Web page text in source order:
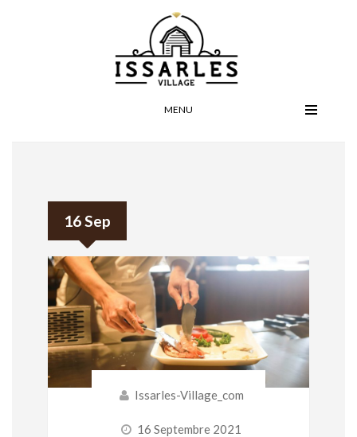
MENU
16 Sep
Issarles-Village_com
16 Septembre 2021